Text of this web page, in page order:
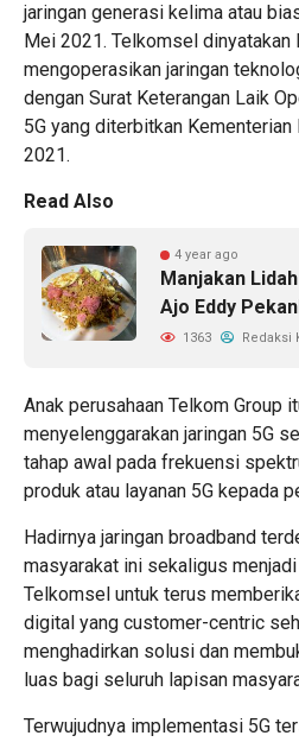
jaringan generasi kelima atau
Mei 2021. Telkomsel dinyatakan
mengoperasikan jaringan
dengan Surat Keterangan Laik
5G yang diterbitkan
2021.
Read Also
4 year ago
Manjakan
Ajo Eddy
1363 Redaksi
Anak perusahaan Telkom Group
menyelenggarakan jaringan 5G
tahap awal pada frekuensi
produk atau layanan 5G kepada
Hadirnya jaringan broadband
masyarakat ini sekaligus
Telkomsel untuk terus
digital yang customer-centric
menghadirkan solusi dan
luas bagi seluruh lapisan
Terwujudnya implementasi 5G